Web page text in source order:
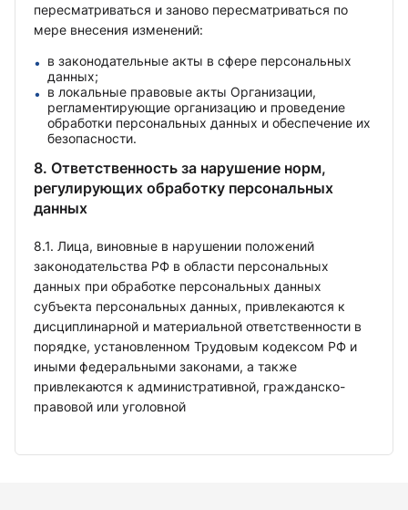
пересматриваться и заново пересматриваться по
мере внесения изменений:
в законодательные акты в сфере персональных
данных;
в локальные правовые акты Организации,
регламентирующие организацию и проведение
обработки персональных данных и обеспечение их
безопасности.
8. Ответственность за нарушение норм,
регулирующих обработку персональных
данных
8.1. Лица, виновные в нарушении положений
законодательства РФ в области персональных
данных при обработке персональных данных
субъекта персональных данных, привлекаются к
дисциплинарной и материальной ответственности в
порядке, установленном Трудовым кодексом РФ и
иными федеральными законами, а также
привлекаются к административной, гражданско-
правовой или уголовной